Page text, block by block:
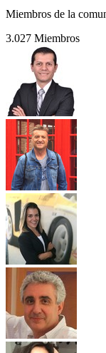
Miembros de la
3.027 Miembros